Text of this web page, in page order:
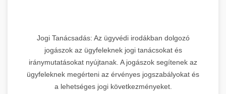
Jogi Tanácsadás: Az ügyvédi irodákban dolgozó
jogászok az ügyfeleknek jogi tanácsokat és
iránymutatásokat nyújtanak. A jogászok segítenek az
ügyfeleknek megérteni az érvényes jogszabályokat és
a lehetséges jogi következményeket.